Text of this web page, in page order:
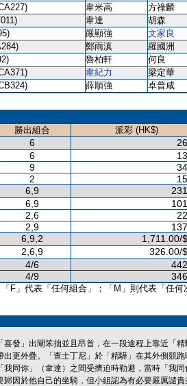
韋米高 方祿麟
韋達 胡森
嚴顯強 文家良
鄭雨滇 羅國洲
魯柏軒 何良
韋紀力 梁定華
薛順強
卓普咸
勝出組合
派彩 (HK$)
6
6
9
2
6,9
6,9
2,6
2,9
6,9,2 1,711.00/
2,6,9 326.00/
4/6
4/9
F」代表「任何組合」；「M」則代表「任何
喜發」出閘笨拙並且昂首，在一段途程上靠近「
出更外疊。「查士丁尼」於「精驊」在其外側競
我同你」（韋達）之間受擠迫時勒避，當時「我
歸因於他自己的坐騎，但小組認為有必要嚴厲譴